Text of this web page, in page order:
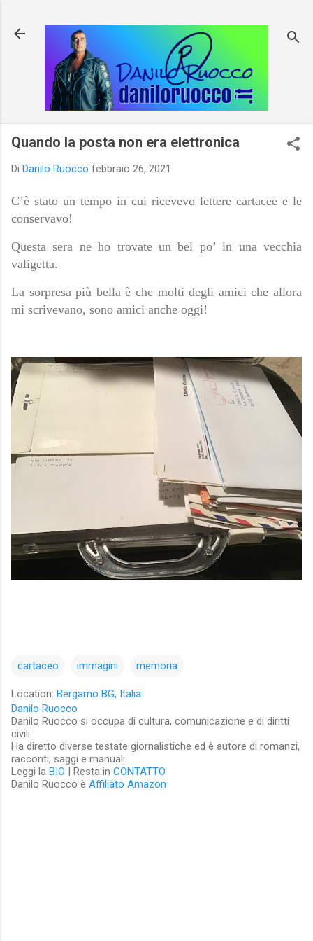
Quando la posta non era elettronica
Di Danilo Ruocco febbraio 26, 2021
C’è stato un tempo in cui ricevevo lettere cartacee e le
conservavo!
Questa sera ne ho trovate un bel po’ in una vecchia
valigetta.
La sorpresa più bella è che molti degli amici che allora
mi scrivevano, sono amici anche oggi!
cartaceo immagini memoria
Location: Bergamo BG, Italia
Danilo Ruocco
Danilo Ruocco si occupa di cultura, comunicazione e di diritti
civili.
Ha diretto diverse testate giornalistiche ed è autore di romanzi,
racconti, saggi e manuali.
Leggi la BIO | Resta in CONTATTO
Danilo Ruocco è Affiliato Amazon